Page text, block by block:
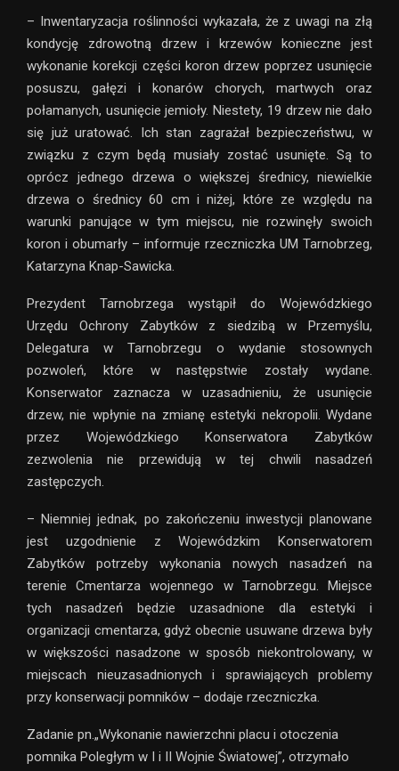
– Inwentaryzacja roślinności wykazała, że z uwagi na złą
kondycję zdrowotną drzew i krzewów konieczne jest
wykonanie korekcji części koron drzew poprzez usunięcie
posuszu, gałęzi i konarów chorych, martwych oraz
połamanych, usunięcie jemioły. Niestety, 19 drzew nie dało
się już uratować. Ich stan zagrażał bezpieczeństwu, w
związku z czym będą musiały zostać usunięte. Są to
oprócz jednego drzewa o większej średnicy, niewielkie
drzewa o średnicy 60 cm i niżej, które ze względu na
warunki panujące w tym miejscu, nie rozwinęły swoich
koron i obumarły – informuje rzeczniczka UM Tarnobrzeg,
Katarzyna Knap-Sawicka.
Prezydent Tarnobrzega wystąpił do Wojewódzkiego
Urzędu Ochrony Zabytków z siedzibą w Przemyślu,
Delegatura w Tarnobrzegu o wydanie stosownych
pozwoleń, które w następstwie zostały wydane.
Konserwator zaznacza w uzasadnieniu, że usunięcie
drzew, nie wpłynie na zmianę estetyki nekropolii. Wydane
przez Wojewódzkiego Konserwatora Zabytków
zezwolenia nie przewidują w tej chwili nasadzeń
zastępczych.
– Niemniej jednak, po zakończeniu inwestycji planowane
jest uzgodnienie z Wojewódzkim Konserwatorem
Zabytków potrzeby wykonania nowych nasadzeń na
terenie Cmentarza wojennego w Tarnobrzegu. Miejsce
tych nasadzeń będzie uzasadnione dla estetyki i
organizacji cmentarza, gdyż obecnie usuwane drzewa były
w większości nasadzone w sposób niekontrolowany, w
miejscach nieuzasadnionych i sprawiających problemy
przy konserwacji pomników – dodaje rzeczniczka.
Zadanie pn.„Wykonanie nawierzchni placu i otoczenia
pomnika Poległym w I i II Wojnie Światowej”, otrzymało